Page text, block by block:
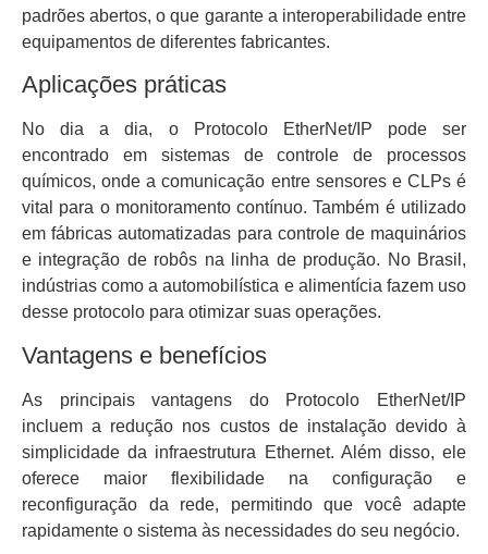
padrões abertos, o que garante a interoperabilidade entre
equipamentos de diferentes fabricantes.
Aplicações práticas
No dia a dia, o Protocolo EtherNet/IP pode ser
encontrado em sistemas de controle de processos
químicos, onde a comunicação entre sensores e CLPs é
vital para o monitoramento contínuo. Também é utilizado
em fábricas automatizadas para controle de maquinários
e integração de robôs na linha de produção. No Brasil,
indústrias como a automobilística e alimentícia fazem uso
desse protocolo para otimizar suas operações.
Vantagens e benefícios
As principais vantagens do Protocolo EtherNet/IP
incluem a redução nos custos de instalação devido à
simplicidade da infraestrutura Ethernet. Além disso, ele
oferece maior flexibilidade na configuração e
reconfiguração da rede, permitindo que você adapte
rapidamente o sistema às necessidades do seu negócio.